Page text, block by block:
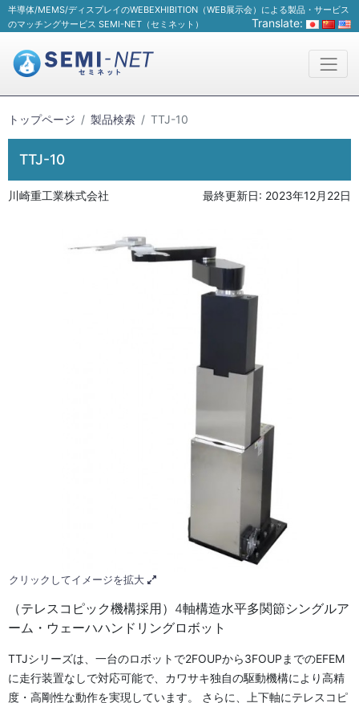
半導体/MEMS/ディスプレイのWEBEXHIBITION（WEB展示会）による製品・サービス
のマッチングサービス SEMI-NET（セミネット）
Translate:
トップページ 製品検索 TTJ-10
TTJ-10
川崎重工業株式会社 最終更新日: 2023年12月22日
クリックしてイメージを拡大
（テレスコピック機構採用）4軸構造水平多関節シングルア
ーム・ウェーハハンドリングロボット
TTJシリーズは、一台のロボットで2FOUPから3FOUPまでのEFEM
に走行装置なしで対応可能で、カワサキ独自の駆動機構により高精
度・高剛性な動作を実現しています。 さらに、上下軸にテレスコピ